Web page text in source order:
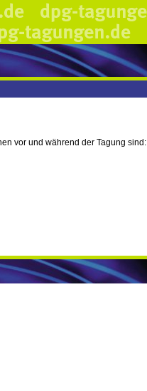
vor und während der Tagung sind: